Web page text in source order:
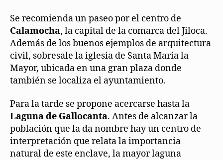
Se recomienda un paseo por el centro de
Calamocha, la capital de la comarca del Jiloca.
Además de los buenos ejemplos de arquitectura
civil, sobresale la iglesia de Santa María la
Mayor, ubicada en una gran plaza donde
también se localiza el ayuntamiento.
Para la tarde se propone acercarse hasta la
Laguna de Gallocanta. Antes de alcanzar la
población que la da nombre hay un centro de
interpretación que relata la importancia
natural de este enclave, la mayor laguna